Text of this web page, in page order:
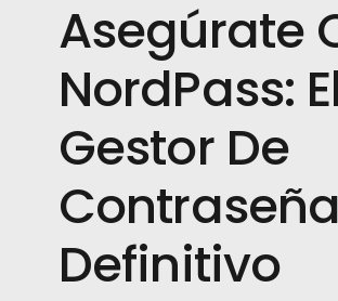
Asegúrate
NordPass:
Gestor De
Definitivo